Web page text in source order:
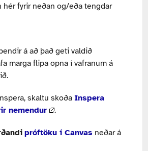
fyrir neðan og/eða tengdar
á að það geti valdið
marga flipa opna í vafranum á
skaltu skoða Inspera
nemendur
.
próftöku í Canvas neðar á